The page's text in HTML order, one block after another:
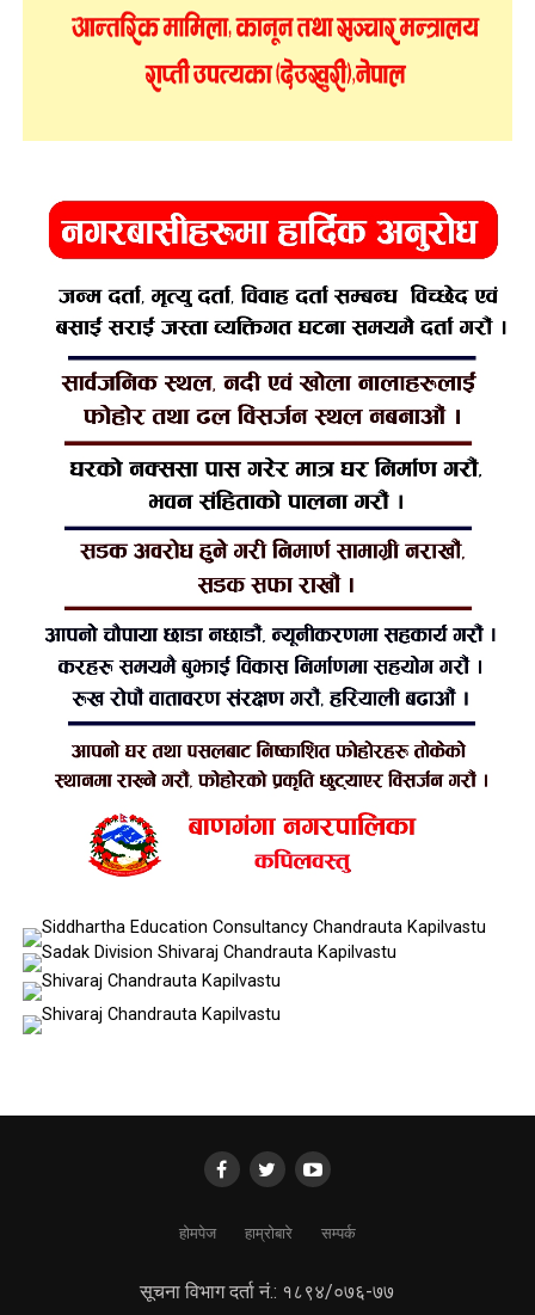
होमपेज हाम्रोबारे सम्पर्क
सूचना विभाग दर्ता नं.: १८९४/०७६-७७